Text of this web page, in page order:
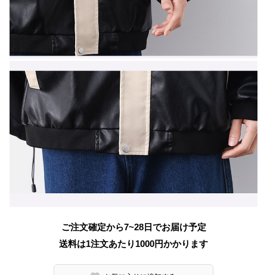
ご注文確定から7~28日でお届け予定
送料は1注文あたり 1000円かかります